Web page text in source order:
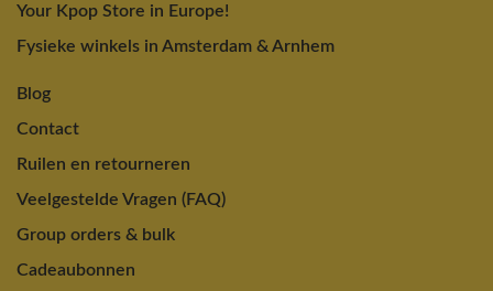
Your Kpop Store in Europe!
Fysieke winkels in Amsterdam & Arnhem
Blog
Contact
Ruilen en retourneren
Veelgestelde Vragen (FAQ)
Group orders & bulk
Cadeaubonnen